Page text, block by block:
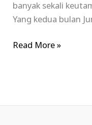
banyak sekali
Yang kedua bulan
Read More »